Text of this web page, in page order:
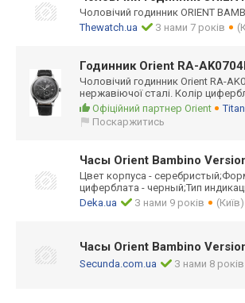
Чоловічий годинник ORIENT
Thewatch.ua
З нами 7 років
Годинник Orient RA-
Чоловічий годинник Orient RA-
нержавіючої сталі. Колір
Офіційний партнер Orient
Поскаржитись
Часы Orient Bambino
Цвет корпуса - серебристый;Фор
циферблата - черный;Тип
Deka.ua
З нами 9 років (Київ)
Часы Orient Bambino
Secunda.com.ua З нами 8 років